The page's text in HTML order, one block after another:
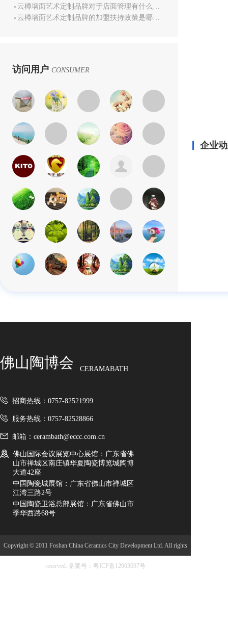
云樽墙面艺术定制品牌对于店面管理有什么培训？
云樽墙面艺术定制品牌的加盟扶持政策是哪些？
访问用户 CONSUMER
企业
佛山陶博会 CERAMABATH
招商热线：0757-82521999
服务热线：0757-82528866
邮箱：cerambath@eccc.com.cn
佛山国际会议展览中心展馆：广东省佛
山市禅城区南庄镇华夏陶瓷博览城陶博
大道42座
中国陶瓷城展馆：广东省佛山市禅城区
江湾三路2号
中国陶瓷卫浴总部展馆：广东省佛山市
季华西路68号
Copyright © 2011 Foshan China Ceramics City Development Ltd. All rights
reserved. 备案号：粤ICP备12003697号